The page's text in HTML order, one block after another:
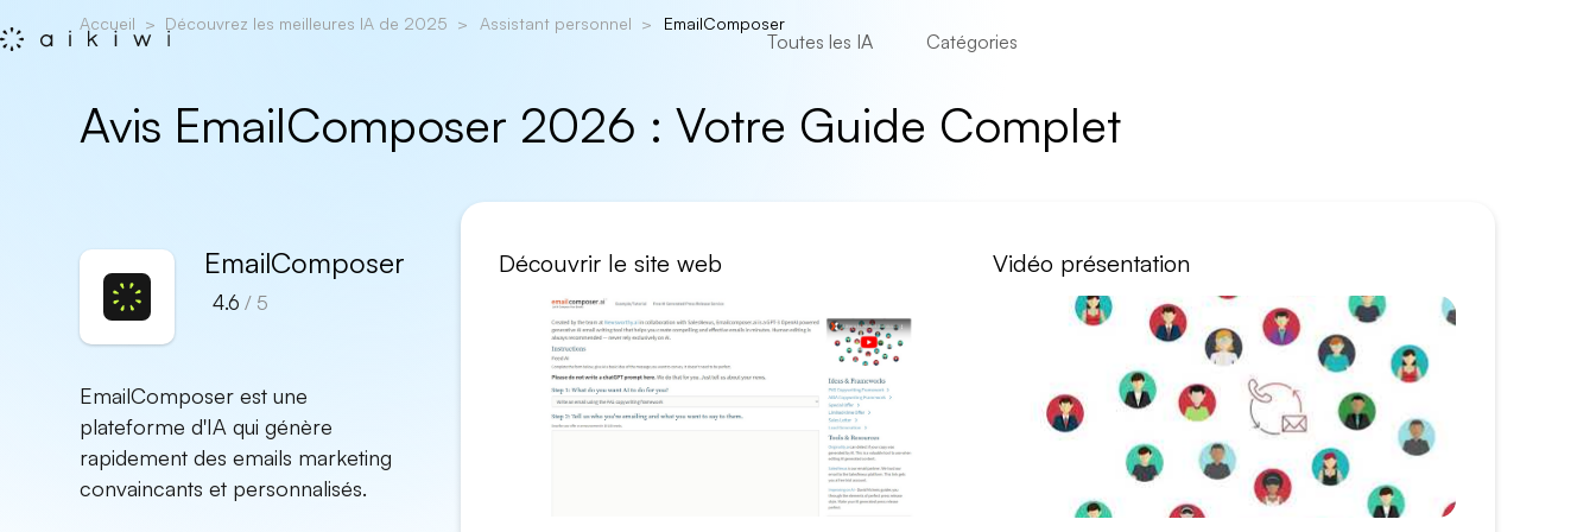
Toutes les IA Catégories
Accueil Découvrez les meilleures IA de 2025 Assistant personnel EmailComposer
Avis EmailComposer 2026 : Votre Guide Complet
EmailComposer
4.6 / 5
EmailComposer est une
plateforme d'IA qui génère
rapidement des emails marketing
convaincants et personnalisés.
Découvrir le site web Vidéo présentation